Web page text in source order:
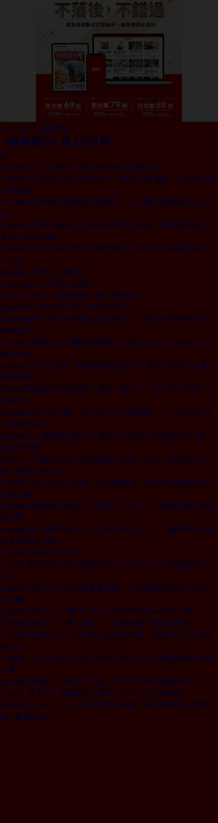
上一期 汽車生死戰
《商業周刊》第 1970 期
魅力領導學 不只是裝老！塑造穩重感的形象策略
特別報導 鄭宗龍雲門新作超有梗！ 劇場裡沒有畫面，只有聲音和
你的想像
特別報導 從全美最討厭重返社群寵兒 A&F翻紅密碼藏在台北首
店
封面故事 不是最強跑者，卻是撐起隊伍那塊磚 建商董座遠征沙
漠的一堂領導課
封面故事 為什麼這些老闆、總經理都去上跑班？一窺城市最夯社
交儀式
總編輯的話 放把火，燒林子
商場自慢塾 人人可學AI寫程式
AI超未來 AI時代，我們需要「數位遷徙自由」
服務最前線 拼多多如何拚出3成淨利率？
金融時報精選 川普好意帶來裁員和漲價⋯⋯關稅為何變美國汽車
業雙面刃？
火線話題 台積電100％關稅危機解除！庫克怎用一片玻璃拆半導
體大地雷
產業風雲 光CP值不夠，要用定價包圍客戶！貴族世家開大店暴紅
排隊幕後
焦點新聞 開放美國米會滅農？補貼才是阻力！揭台灣米競爭力流
失真相
焦點新聞 日本米漲2倍、瑞士願付39％關稅啟示，台灣為何必須
守住糧食自主
焦點新聞 在工業縣種出比日本貴的米！他和700稻農攻進21國、
米其林餐廳
國際焦點 一個基金經理人成美國稀土救星，他靠「地緣政治溢
價」股價狂飆3倍
投資焦點 不能只懂AI！輕奢、罪惡股崛起，盤點美國飆股背後5大
投資浪潮
投資焦點 德國帶頭大撒幣、大投資！弱美元下，聰明買進歐洲股
債攻略
產業風雲 從「賣東西給你」到「讓我陪伴你」，三麗鷗衰退六年
翻身股價漲4.5倍
封面故事 迎戰AI白領革命
封面故事 創新經濟，取代知識經濟！Create-what右腦當道時代
來了
封面故事 發問力》她把AI當實習生教，文組畢業卻能在科技業年
年升職
封面故事 拆解力》他學拆工作，37歲就帶領Line技術大隊
封面故事 連結力》他懂「喬人」，逆轉中階主管消失危機
封面故事 說破嘴沒用？直到養出這隻新物種，動畫CEO的AI領導
課告白
封面故事
「有8成需求不是AI該解的問題」5工作難題揭露你真懂
AI嗎
國際視窗 關稅戰、中國加一失靈，印尼950萬中產階級消失
良醫問診 睡不好、情緒變差？留意六個內分泌失調症狀
商周書摘 Threads、Airbnb如何精準推薦？揭密讓演算法更聰明
的「數據圖譜」